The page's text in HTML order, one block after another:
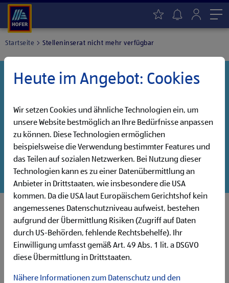
Startseite Stelleninserat nicht mehr verfügbar
haben noch weitere Jobs, die auf dich warten!
Danke für dein Interesse!
Entdecke unsere offenen Jobs oder abonniere deinen
persönlichen Jobalarm:
Jobsuche Jobalarm
Heute im Angebot: Cookies
Wir setzen Cookies und ähnliche Technologien ein, um
unsere Website bestmöglich an Ihre Bedürfnisse anpassen
zu können. Diese Technologien ermöglichen
beispielsweise die Verwendung bestimmter Features und
das Teilen auf sozialen Netzwerken. Bei Nutzung dieser
Technologien kann es zu einer Datenübermittlung an
Anbieter in Drittstaaten, wie insbesondere die USA
kommen. Da die USA laut Europäischem Gerichtshof kein
angemessenes Datenschutzniveau aufweist, bestehen
aufgrund der Übermittlung Risiken (Zugriff auf Daten
durch US-Behörden, fehlende Rechtsbehelfe). Ihr
Einwilligung umfasst gemäß Art. 49 Abs. 1 lit. a DSGVO
diese Übermittlung in Drittstaaten.
Nähere Informationen zum Datenschutz und den